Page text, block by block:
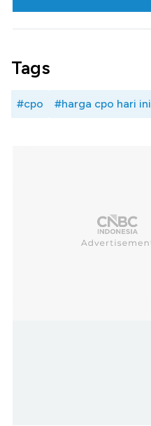
Tags
#cpo #harga cpo hari ini